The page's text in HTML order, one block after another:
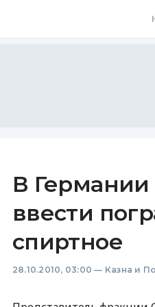
В
ввести
спиртное
28.10.2010, 03:00 — Казна и